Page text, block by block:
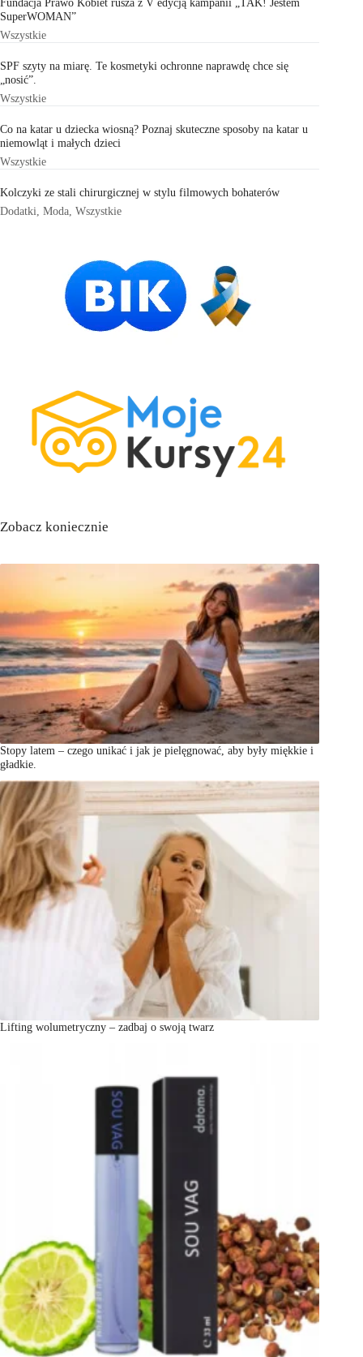
SuperWOMAN”
Wszystkie
SPF szyty na miarę. Te kosmetyki ochronne naprawdę chce się
„nosić”.
Wszystkie
Co na katar u dziecka wiosną? Poznaj skuteczne sposoby na katar u
niemowląt i małych dzieci
Wszystkie
Kolczyki ze stali chirurgicznej w stylu filmowych bohaterów
Dodatki Moda Wszystkie
Zobacz koniecznie
Stopy latem – czego unikać i jak je pielęgnować, aby były miękkie i
gładkie.
Lifting wolumetryczny – zadbaj o swoją twarz